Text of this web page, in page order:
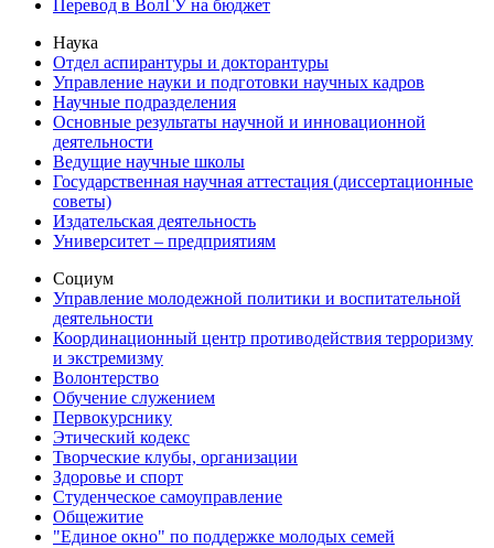
Перевод в ВолГУ на бюджет
Наука
Отдел аспирантуры и докторантуры
Управление науки и подготовки научных кадров
Научные подразделения
Основные результаты научной и инновационной
деятельности
Ведущие научные школы
Государственная научная аттестация (диссертационные
советы)
Издательская деятельность
Университет – предприятиям
Социум
Управление молодежной политики и воспитательной
деятельности
Координационный центр противодействия терроризму
и экстремизму
Волонтерство
Обучение служением
Первокурснику
Этический кодекс
Творческие клубы, организации
Здоровье и спорт
Студенческое самоуправление
Общежитие
"Единое окно" по поддержке молодых семей